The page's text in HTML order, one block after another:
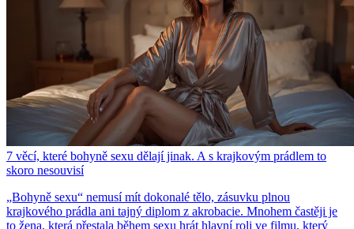
7 věcí, které bohyně sexu dělají jinak. A s krajkovým prádlem to
skoro nesouvisí
„Bohyně sexu“ nemusí mít dokonalé tělo, zásuvku plnou
krajkového prádla ani tajný diplom z akrobacie. Mnohem častěji je
to žena, která přestala během sexu hrát hlavní roli ve filmu, který